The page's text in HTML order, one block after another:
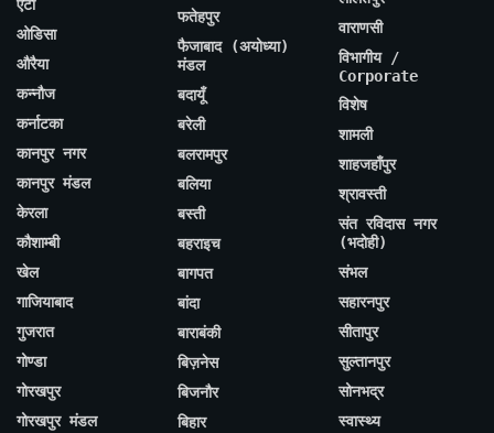
एटा
ओडिसा
औरैया
कन्नौज
कर्नाटका
कानपुर नगर
कानपुर मंडल
केरला
कौशाम्बी
खेल
गाजियाबाद
गुजरात
गोण्डा
गोरखपुर
गोरखपुर मंडल
फतेहपुर
फैजाबाद (अयोध्या)
मंडल
बदायूँ
बरेली
बलरामपुर
बलिया
बस्ती
बहराइच
बागपत
बांदा
बाराबंकी
बिज़नेस
बिजनौर
बिहार
वाराणसी
विभागीय /
Corporate
विशेष
शामली
शाहजहाँपुर
श्रावस्ती
संत रविदास नगर
(भदोही)
संभल
सहारनपुर
सीतापुर
सुल्तानपुर
सोनभद्र
स्वास्थ्य